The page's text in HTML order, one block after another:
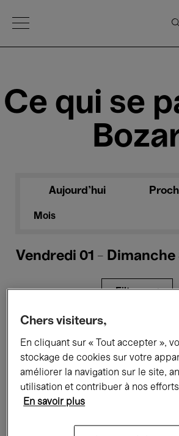
Open Menu
Ce qui se
Aujourd'hui
Mois
Vendredi 01 - Dimanche
Filtres
Expositions Films
Rencontres & Débats Jazz
Chers visiteurs,
En cliquant sur « Tout accepter »,
stockage de cookies sur votre
améliorer la navigation sur le site,
utilisation et contribuer à nos
En savoir plus